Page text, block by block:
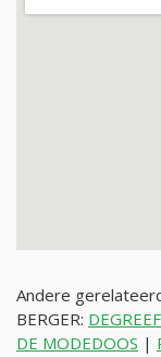
Andere
BERGER:
DE MODEDOOS |